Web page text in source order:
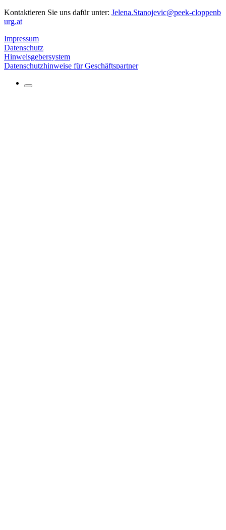
Kontaktieren Sie uns dafür unter: Jelena.Stanojevic@peek-cloppenb
urg.at
Impressum
Datenschutz
Hinweisgebersystem
Datenschutzhinweise für Geschäftspartner